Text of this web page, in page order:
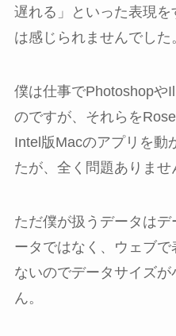
遅れる」といった表現
は感じられませんでした
僕は仕事でPhotoshopや
のですが、それらを
Intel版Macのアプリを動
たが、全く問題ありませ
ただ僕が扱うデータは
ータではなく、ウェブ
ないのでデータサイズ
ん。